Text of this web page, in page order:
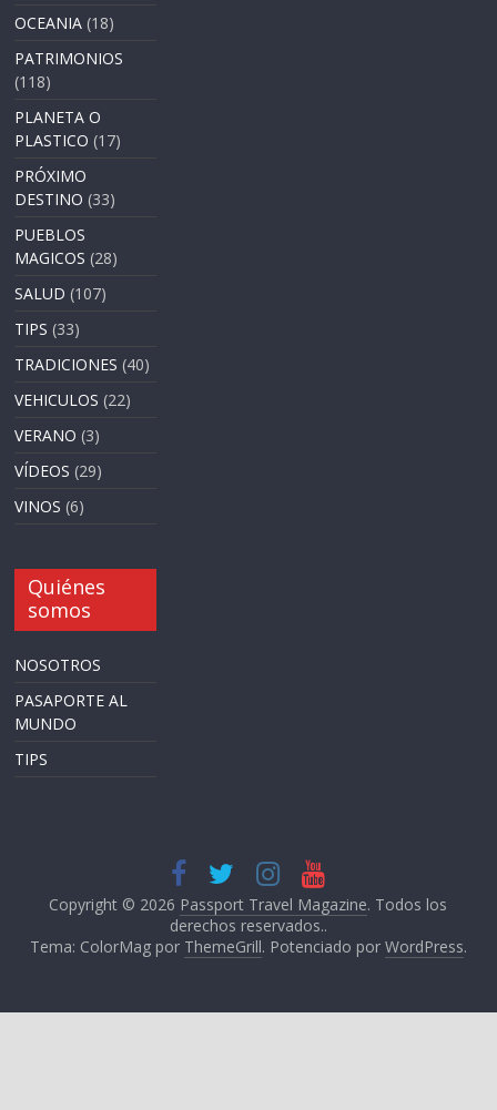
OCEANIA (18)
PATRIMONIOS
(118)
PLANETA O
PLASTICO (17)
PRÓXIMO
DESTINO (33)
PUEBLOS
MAGICOS (28)
SALUD (107)
TIPS (33)
TRADICIONES (40)
VEHICULOS (22)
VERANO (3)
VÍDEOS (29)
VINOS (6)
Quiénes
somos
NOSOTROS
PASAPORTE AL
MUNDO
TIPS
Copyright © 2026 Passport Travel Magazine. Todos los
derechos reservados..
Tema: ColorMag por ThemeGrill. Potenciado por WordPress.